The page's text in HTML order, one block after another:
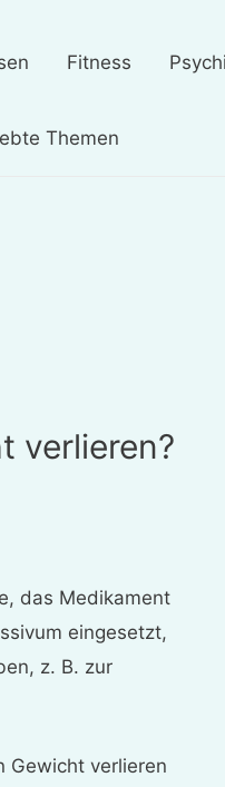
Fitness
Themen
verlieren?
das Medikament
eingesetzt,
z. B. zur
Gewicht verlieren